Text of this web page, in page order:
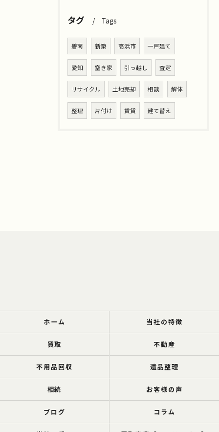
タグ Tags
碧南 新築 高浜市 一戸建て
愛知 空き家 引っ越し 査定
リサイクル 土地売却 相談 解体
整理 片付け 賃貸 建て替え
ホーム 当社の特徴
買取 不動産
不用品回収 遺品整理
相続 お客様の声
ブログ コラム